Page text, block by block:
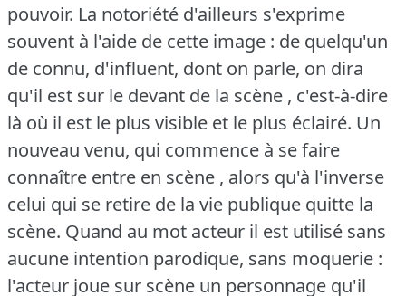
pouvoir. La notoriété d'ailleurs s'exprime
souvent à l'aide de cette image : de quelqu'un
de connu, d'influent, dont on parle, on dira
qu'il est sur le devant de la scène , c'est-à-dire
là où il est le plus visible et le plus éclairé. Un
nouveau venu, qui commence à se faire
connaître entre en scène , alors qu'à l'inverse
celui qui se retire de la vie publique quitte la
scène. Quand au mot acteur il est utilisé sans
aucune intention parodique, sans moquerie :
l'acteur joue sur scène un personnage qu'il